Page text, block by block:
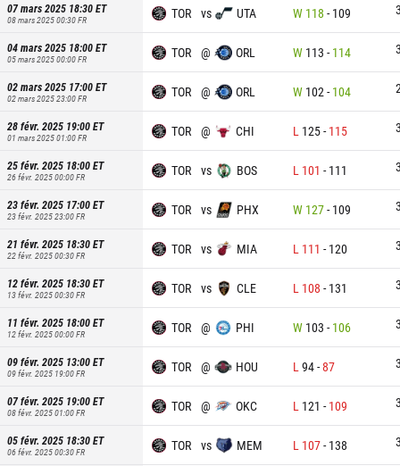
07 mars 2025 18:30ET
08 mars 2025 00:30FR TOR vs UTA W 118 - 109
04 mars 2025 18:00ET
05 mars 2025 00:00FR TOR @ ORL W 113 - 114
02 mars 2025 17:00ET
02 mars 2025 23:00FR TOR @ ORL W 102 - 104
28 févr. 2025 19:00ET
01 mars 2025 01:00FR TOR @ CHI L 125- 115
25 févr. 2025 18:00ET
26 févr. 2025 00:00FR TOR vs BOS L 101 - 111
23 févr. 2025 17:00ET
23 févr. 2025 23:00FR TOR vs PHX W 127- 109
21 févr. 2025 18:30ET
22 févr. 2025 00:30FR TOR vs MIA L 111 - 120
12 févr. 2025 18:30ET
13 févr. 2025 00:30FR TOR vs CLE L 108 - 131
11 févr. 2025 18:00ET
12 févr. 2025 00:00FR TOR @ PHI W 103 - 106
09 févr. 2025 13:00ET
09 févr. 2025 19:00FR TOR @ HOU L 94-87
07 févr. 2025 19:00ET
08 févr. 2025 01:00FR TOR @ OKC L 121 - 109
05 févr. 2025 18:30ET
06 févr. 2025 00:30FR TOR vs MEM L 107- 138